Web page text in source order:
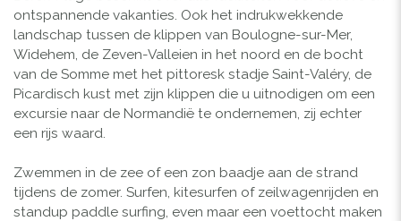
ontspannende vakanties. Ook het indrukwekkende
landschap tussen de klippen van Boulogne-sur-Mer,
Widehem, de Zeven-Valleien in het noord en de bocht
van de Somme met het pittoresk stadje Saint-Valéry, de
Picardisch kust met zijn klippen die u uitnodigen om een
excursie naar de Normandië te ondernemen, zij echter
een rijs waard.
Zwemmen in de zee of een zon baadje aan de strand
tijdens de zomer. Surfen, kitesurfen of zeilwagenrijden en
standup paddle surfing, even maar een voettocht maken